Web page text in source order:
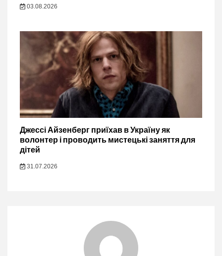
03.08.2026
Джессі Айзенберг приїхав в Україну як
волонтер і проводить мистецькі заняття для
дітей
31.07.2026